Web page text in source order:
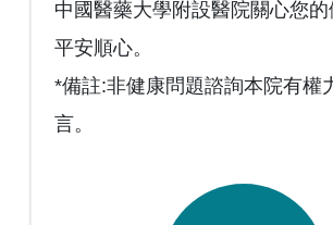
中國醫藥大學附設醫院關心您
平安順心。
*備註:非健康問題諮詢本院有權
言。